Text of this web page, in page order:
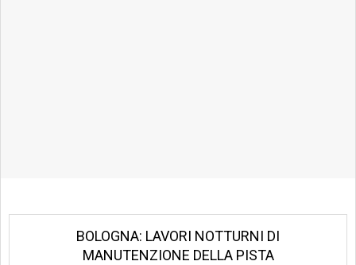
BOLOGNA: LAVORI NOTTURNI DI
MANUTENZIONE DELLA PISTA